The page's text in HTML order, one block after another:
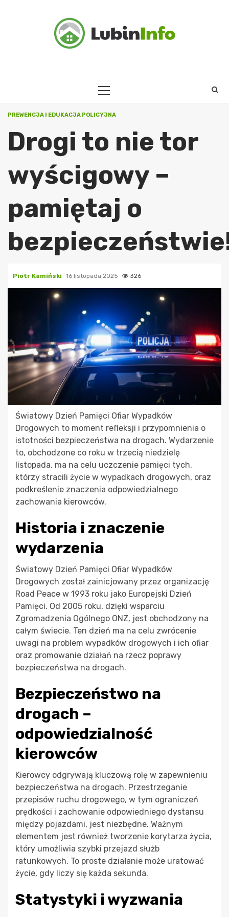
PRIMARY
PREWENCJA I EDUKACJA POLICYJNA
Drogi to nie tor
wyścigowy –
pamiętaj o
Piotr Kamiński 16 listopada 2025 326
Światowy Dzień Pamięci Ofiar Wypadków
Drogowych to moment refleksji i przypomnienia o
istotności bezpieczeństwa na drogach. Wydarzenie
to, obchodzone co roku w trzecią niedzielę
listopada, ma na celu uczczenie pamięci tych,
którzy stracili życie w wypadkach drogowych, oraz
podkreślenie znaczenia odpowiedzialnego
zachowania kierowców.
Historia i znaczenie
wydarzenia
Światowy Dzień Pamięci Ofiar Wypadków
Drogowych został zainicjowany przez organizację
Road Peace w 1993 roku jako Europejski Dzień
Pamięci. Od 2005 roku, dzięki wsparciu
Zgromadzenia Ogólnego ONZ, jest obchodzony na
całym świecie. Ten dzień ma na celu zwrócenie
uwagi na problem wypadków drogowych i ich ofiar
oraz promowanie działań na rzecz poprawy
bezpieczeństwa na drogach.
Bezpieczeństwo na
drogach –
odpowiedzialność
kierowców
Kierowcy odgrywają kluczową rolę w zapewnieniu
bezpieczeństwa na drogach. Przestrzeganie
przepisów ruchu drogowego, w tym ograniczeń
prędkości i zachowanie odpowiedniego dystansu
między pojazdami, jest niezbędne. Ważnym
elementem jest również tworzenie korytarza życia,
który umożliwia szybki przejazd służb
ratunkowych. To proste działanie może uratować
życie, gdy liczy się każda sekunda.
Statystyki i wyzwania